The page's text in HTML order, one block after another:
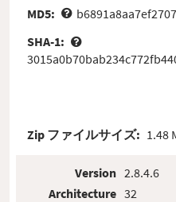
MD5:
SHA-1:
Zip ファイルサイズ: 1.48
Version
Architecture
2.8.4.6
32